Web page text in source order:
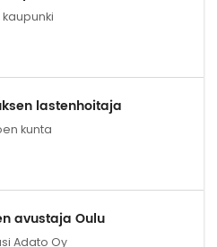
kaupunki
lastenhoitaja
kunta
avustaja Oulu
Adato Oy